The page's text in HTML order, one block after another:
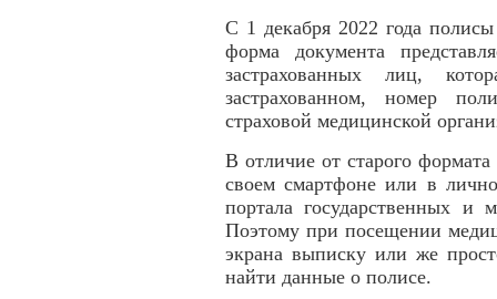
С 1 декабря 2022 года
форма документа
застрахованных лиц,
застрахованном, номер
страховой медицинской
В отличие от старого
своем смартфоне или в
портала государственных и
Поэтому при посещении
экрана выписку или же
найти данные о полисе.